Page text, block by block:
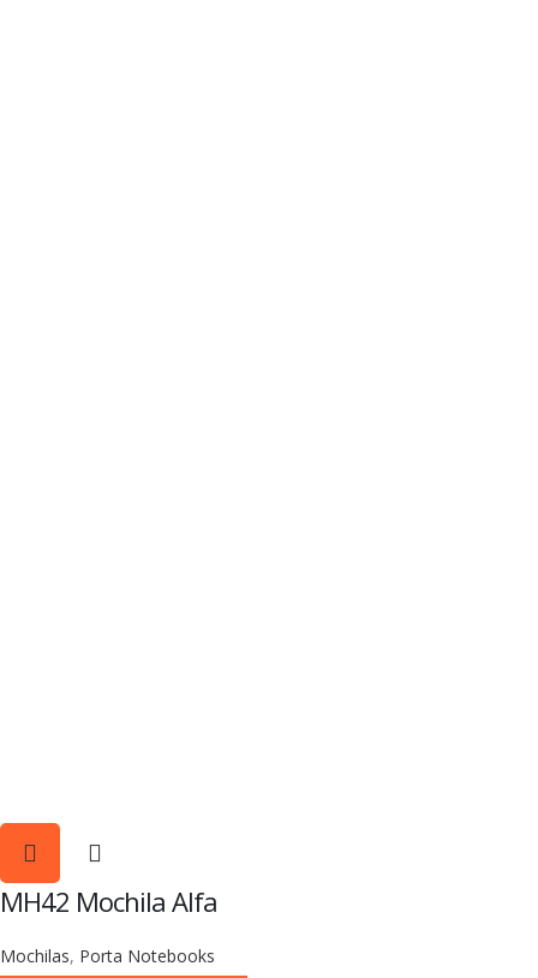
MH42 Mochila Alfa
Mochilas, Porta Notebooks